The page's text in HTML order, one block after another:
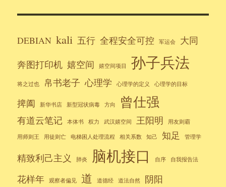
DEBIAN kali 五行 全程安全可控 军运会
大同
奔图打印机 嬉空间 嬉空间项目 孙子兵法
将之过也 帛书老子 心理学 心理学的定义 心理学的目标
捭阖 新华书店 新型冠状病毒 方向 曾仕强
有道云笔记 本体书 权力 武汉嬉空间 王阳明 用友则霸
用师则王 用徒则亡 电梯困人处理流程 相关系数 知己 知足 管理学
精致利己主义 肺炎 脑机接口 自序 自我报告法
花样年 观察者偏见 道 道德经 道法自然 阴阳